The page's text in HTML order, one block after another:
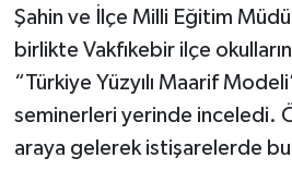
Şahin ve İlçe Milli Eğitim
birlikte Vakfıkebir ilçe
“Türkiye Yüzyılı Maarif
seminerleri yerinde inceledi.
araya gelerek istişarelerde